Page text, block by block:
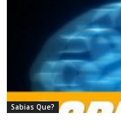
Sabias Que?